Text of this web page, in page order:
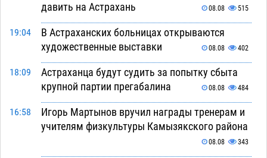
давить на Астрахань
08.08 515
19:04
В Астраханских больницах открываются
художественные выставки
08.08 402
18:09
Астраханца будут судить за попытку сбыта
крупной партии прегабалина
08.08 484
16:58
Игорь Мартынов вручил награды тренерам и
учителям физкультуры Камызякского района
08.08 343